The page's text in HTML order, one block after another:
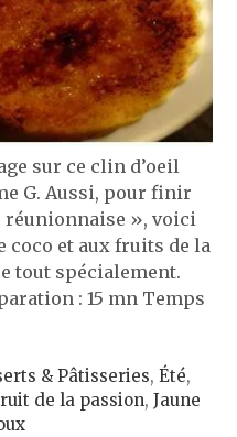
sur ce clin d’oeil
G. Aussi, pour finir
réunionnaise », voici
coco et aux fruits de la
tout spécialement.
: 15 mn Temps
& Pâtisseries,Été,
de la passion,Jaune